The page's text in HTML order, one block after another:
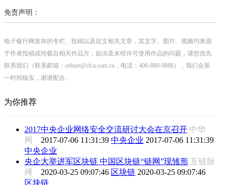
免责声明：
电子银行网发布的专栏、投稿以及征文相关文章，其文字、图片、视频均来源
于作者投稿或转载自相关作品方；如涉及未经许可使用作品的问题，请您优先
联系我们（联系邮箱：cebnet@cfca.com.cn，电话：400-880-9888），我们会第
一时间核实，谢谢配合。
为你推荐
2017中央企业网络安全交流研讨大会在京召开 中华
网 2017-07-06 11:31:39 中央企业 2017-07-06 11:31:39
中央企业
央企大举进军区块链 中国区块链“链网”现雏形 互链脉
搏 2020-03-25 09:07:46 区块链 2020-03-25 09:07:46
区块链